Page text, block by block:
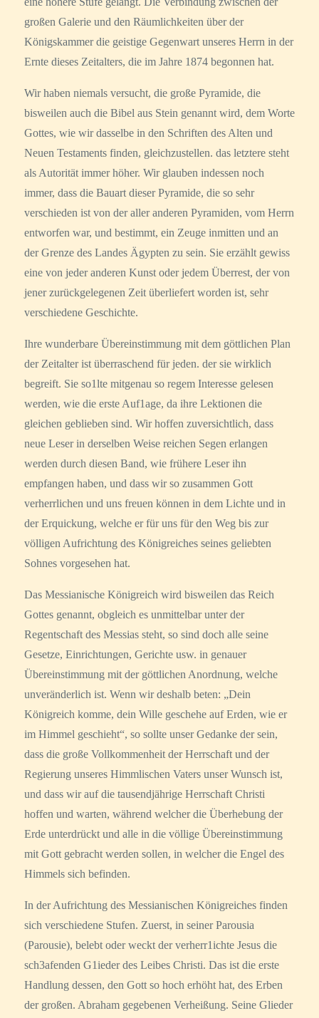
großen Galerie und den Räumlichkeiten über der
Königskammer die geistige Gegenwart unseres Herrn in der
Ernte dieses Zeitalters, die im Jahre 1874 begonnen hat.
Wir haben niemals versucht, die große Pyramide, die
bisweilen auch die Bibel aus Stein genannt wird, dem Worte
Gottes, wie wir dasselbe in den Schriften des Alten und
Neuen Testaments finden, gleichzustellen. das letztere steht
als Autorität immer höher. Wir glauben indessen noch
immer, dass die Bauart dieser Pyramide, die so sehr
verschieden ist von der aller anderen Pyramiden, vom Herrn
entworfen war, und bestimmt, ein Zeuge inmitten und an
der Grenze des Landes Ägypten zu sein. Sie erzählt gewiss
eine von jeder anderen Kunst oder jedem Überrest, der von
jener zurückgelegenen Zeit überliefert worden ist, sehr
verschiedene Geschichte.
Ihre wunderbare Übereinstimmung mit dem göttlichen Plan
der Zeitalter ist überraschend für jeden. der sie wirklich
begreift. Sie so1lte mitgenau so regem Interesse gelesen
werden, wie die erste Auf1age, da ihre Lektionen die
gleichen geblieben sind. Wir hoffen zuversichtlich, dass
neue Leser in derselben Weise reichen Segen erlangen
werden durch diesen Band, wie frühere Leser ihn
empfangen haben, und dass wir so zusammen Gott
verherrlichen und uns freuen können in dem Lichte und in
der Erquickung, welche er für uns für den Weg bis zur
völligen Aufrichtung des Königreiches seines geliebten
Sohnes vorgesehen hat.
Das Messianische Königreich wird bisweilen das Reich
Gottes genannt, obgleich es unmittelbar unter der
Regentschaft des Messias steht, so sind doch alle seine
Gesetze, Einrichtungen, Gerichte usw. in genauer
Übereinstimmung mit der göttlichen Anordnung, welche
unveränderlich ist. Wenn wir deshalb beten: „Dein
Königreich komme, dein Wille geschehe auf Erden, wie er
im Himmel geschieht“, so sollte unser Gedanke der sein,
dass die große Vollkommenheit der Herrschaft und der
Regierung unseres Himmlischen Vaters unser Wunsch ist,
und dass wir auf die tausendjährige Herrschaft Christi
hoffen und warten, während welcher die Überhebung der
Erde unterdrückt und alle in die völlige Übereinstimmung
mit Gott gebracht werden sollen, in welcher die Engel des
Himmels sich befinden.
In der Aufrichtung des Messianischen Königreiches finden
sich verschiedene Stufen. Zuerst, in seiner Parousia
(Parousie), belebt oder weckt der verherr1ichte Jesus die
sch3afenden G1ieder des Leibes Christi. Das ist die erste
Handlung dessen, den Gott so hoch erhöht hat, des Erben
der großen. Abraham gegebenen Verheißung. Seine Glieder